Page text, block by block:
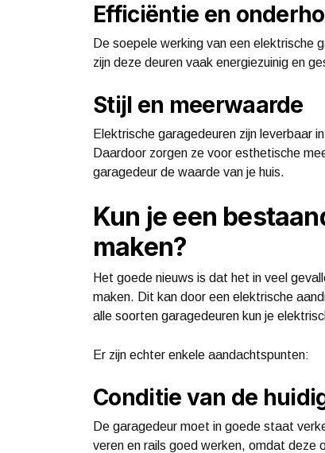
Efficiëntie en
De soepele werking van een elektrische
zijn deze deuren vaak energiezuinig en
Stijl en meerwaarde
Elektrische garagedeuren zijn leverbaar
Daardoor zorgen ze voor esthetische
garagedeur de waarde van je huis.
Kun je een
maken?
Het goede nieuws is dat het in veel
maken. Dit kan door een elektrische
alle soorten garagedeuren kun je
Er zijn echter enkele aandachtspunten:
Conditie van de
De garagedeur moet in goede staat
veren en rails goed werken, omdat deze